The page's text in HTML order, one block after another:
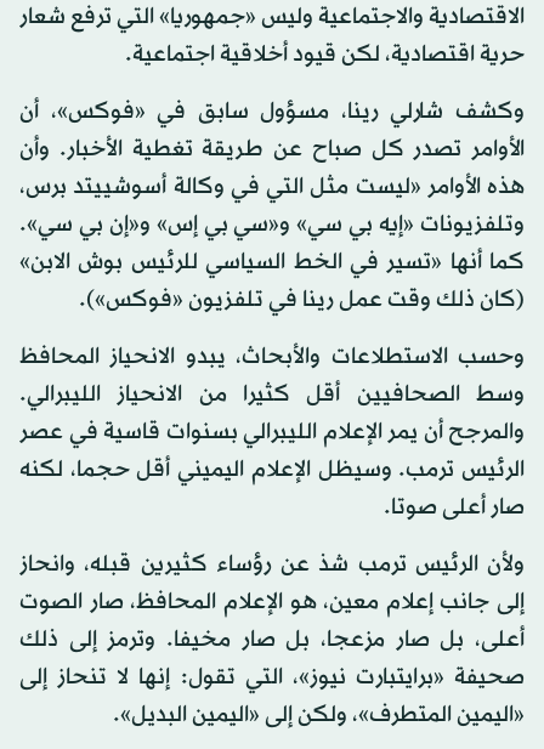
الاقتصادية والاجتماعية وليس «جمهوريا» التي ترفع شعار
حرية اقتصادية، لكن قيود أخلاقية اجتماعية.
وكشف شارلي رينا، مسؤول سابق في «فوكس»، أن
الأوامر تصدر كل صباح عن طريقة تغطية الأخبار. وأن
هذه الأوامر «ليست مثل التي في وكالة أسوشييتد برس،
وتلفزيونات «إيه بي سي» و«سي بي إس» و«إن بي سي».
كما أنها «تسير في الخط السياسي للرئيس بوش الابن»
(كان ذلك وقت عمل رينا في تلفزيون «فوكس»).
وحسب الاستطلاعات والأبحاث، يبدو الانحياز المحافظ
وسط الصحافيين أقل كثيرا من الانحياز الليبرالي.
والمرجح أن يمر الإعلام الليبرالي بسنوات قاسية في عصر
الرئيس ترمب. وسيظل الإعلام اليميني أقل حجما، لكنه
صار أعلى صوتا.
ولأن الرئيس ترمب شذ عن رؤساء كثيرين قبله، وانحاز
إلى جانب إعلام معين، هو الإعلام المحافظ، صار الصوت
أعلى، بل صار مزعجا، بل صار مخيفا. وترمز إلى ذلك
صحيفة «برايتبارت نيوز»، التي تقول: إنها لا تنحاز إلى
«اليمين المتطرف»، ولكن إلى «اليمين البديل».